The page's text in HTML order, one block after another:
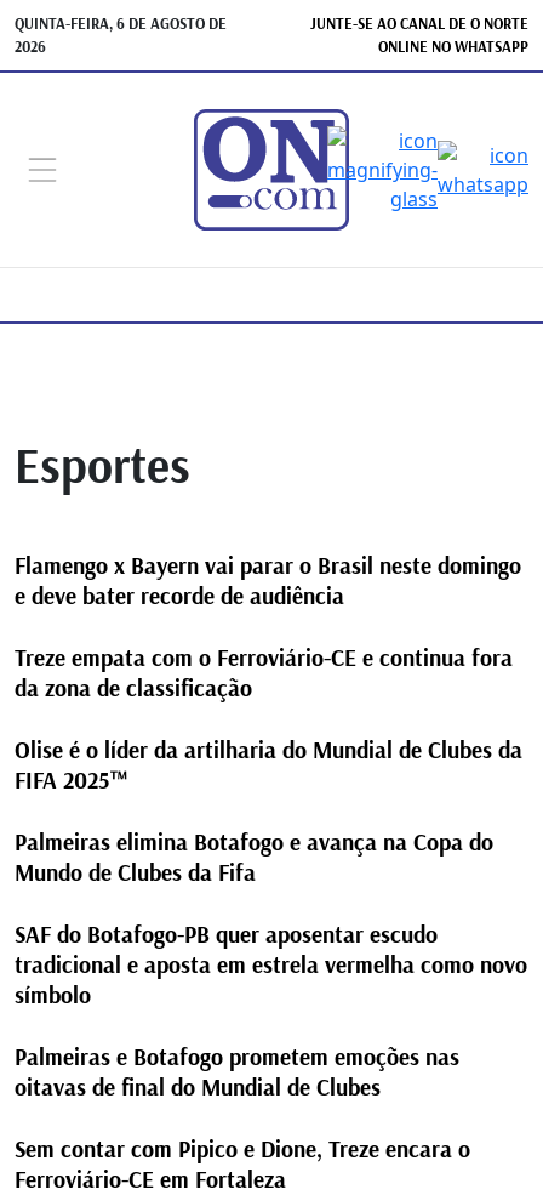
QUINTA-FEIRA, 6 DE AGOSTO DE
2026
JUNTE-SE AO CANAL DE O NORTE
ONLINE NO WHATSAPP
Esportes
Flamengo x Bayern vai parar o Brasil neste domingo
e deve bater recorde de audiência
Treze empata com o Ferroviário-CE e continua fora
da zona de classificação
Olise é o líder da artilharia do Mundial de Clubes da
FIFA 2025™
Palmeiras elimina Botafogo e avança na Copa do
Mundo de Clubes da Fifa
SAF do Botafogo-PB quer aposentar escudo
tradicional e aposta em estrela vermelha como novo
símbolo
Palmeiras e Botafogo prometem emoções nas
oitavas de final do Mundial de Clubes
Sem contar com Pipico e Dione, Treze encara o
Ferroviário-CE em Fortaleza